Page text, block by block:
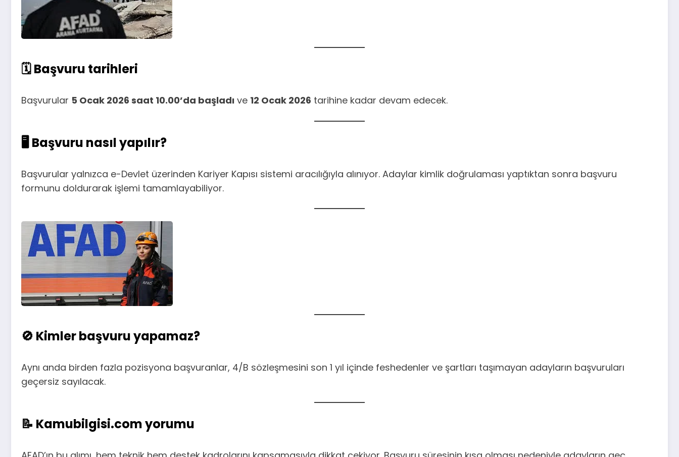
🗓️ Başvuru tarihleri
Başvurular 5 Ocak 2026 saat 10.00’da başladı ve 12 Ocak 2026 tarihine kadar devam edecek.
🖥️ Başvuru nasıl yapılır?
Başvurular yalnızca e-Devlet üzerinden Kariyer Kapısı sistemi aracılığıyla alınıyor. Adaylar kimlik doğrulaması yaptıktan sonra başvuru
formunu doldurarak işlemi tamamlayabiliyor.
🚫 Kimler başvuru yapamaz?
Aynı anda birden fazla pozisyona başvuranlar, 4/B sözleşmesini son 1 yıl içinde feshedenler ve şartları taşımayan adayların başvuruları
geçersiz sayılacak.
📝 Kamubilgisi.com yorumu